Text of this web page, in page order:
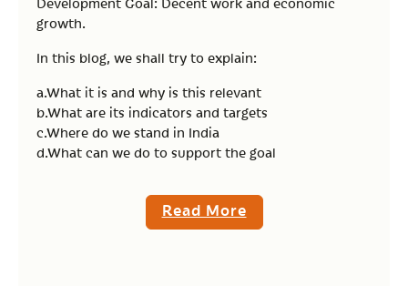
growth.
In this blog, we shall try to explain:
a.What it is and why is this relevant
b.What are its indicators and targets
c.Where do we stand in India
d.What can we do to support the goal
Read More